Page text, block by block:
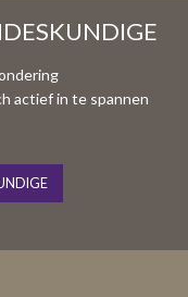
actief in te spannen